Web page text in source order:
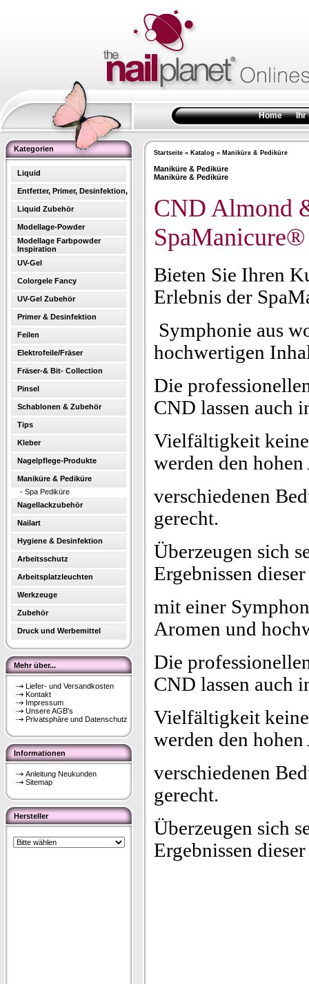
Home Ihr
Kategorien
Liquid
Entfetter, Primer, Desinfektion,
Liquid Zubehör
Modellage-Powder
Modellage Farbpowder
Inspiration
UV-Gel
Colorgele Fancy
UV-Gel Zubehör
Primer & Desinfektion
Feilen
Elektrofeile/Fräser
Fräser-& Bit- Collection
Pinsel
Schablonen & Zubehör
Tips
Kleber
Nagelpflege-Produkte
Maniküre & Pediküre
- Spa Pediküre
Nagellackzubehör
Nailart
Hygiene & Desinfektion
Arbeitsschutz
Arbeitsplatzleuchten
Werkzeuge
Zubehör
Druck und Werbemittel
Mehr über...
Liefer- und Versandkosten
Kontakt
Impressum
Unsere AGB's
Privatsphäre und Datenschutz
Informationen
Anleitung Neukunden
Sitemap
Hersteller
Startseite » Katalog » Maniküre & Pediküre
Maniküre & Pediküre
Maniküre & Pediküre
CND Almond
SpaManicure®
Bieten Sie Ihren
Erlebnis der
Symphonie aus
hochwertigen
Die
CND lassen auch
Vielfältigkeit
werden den
verschiedenen
gerecht.
Überzeugen sich
Ergebnissen
mit einer
Aromen und
Die
CND lassen auch
Vielfältigkeit
werden den
verschiedenen
gerecht.
Überzeugen sich
Ergebnissen